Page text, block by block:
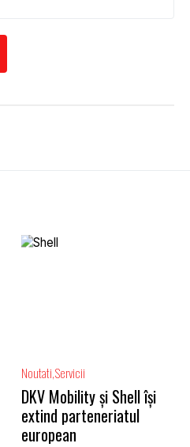
Noutati Servicii
DKV Mobility și Shell își
extind parteneriatul
european